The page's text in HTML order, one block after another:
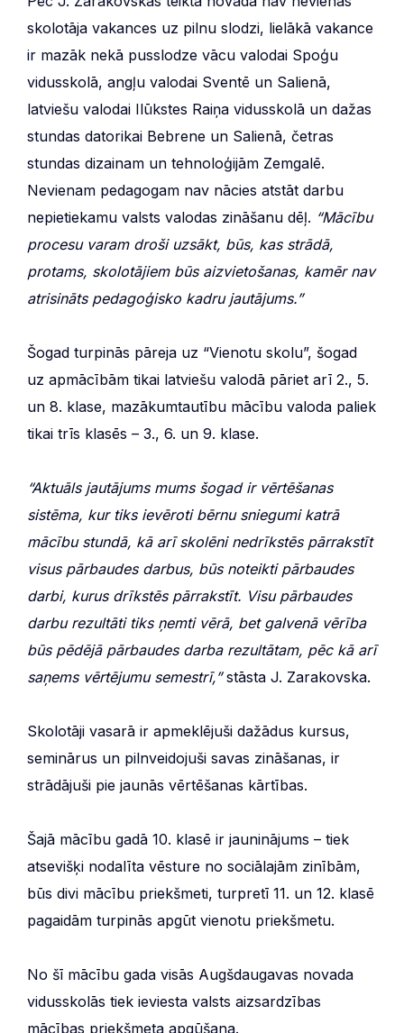
skolotāja vakances uz pilnu slodzi, lielākā vakance
ir mazāk nekā pusslodze vācu valodai Spoģu
vidusskolā, angļu valodai Sventē un Salienā,
latviešu valodai Ilūkstes Raiņa vidusskolā un dažas
stundas datorikai Bebrene un Salienā, četras
stundas dizainam un tehnoloģijām Zemgalē.
Nevienam pedagogam nav nācies atstāt darbu
nepietiekamu valsts valodas zināšanu dēļ. “Mācību
procesu varam droši uzsākt, būs, kas strādā,
protams, skolotājiem būs aizvietošanas, kamēr nav
atrisināts pedagoģisko kadru jautājums.”
Šogad turpinās pāreja uz “Vienotu skolu”, šogad
uz apmācībām tikai latviešu valodā pāriet arī 2., 5.
un 8. klase, mazākumtautību mācību valoda paliek
tikai trīs klasēs – 3., 6. un 9. klase.
“Aktuāls jautājums mums šogad ir vērtēšanas
sistēma, kur tiks ievēroti bērnu sniegumi katrā
mācību stundā, kā arī skolēni nedrīkstēs pārrakstīt
visus pārbaudes darbus, būs noteikti pārbaudes
darbi, kurus drīkstēs pārrakstīt. Visu pārbaudes
darbu rezultāti tiks ņemti vērā, bet galvenā vērība
būs pēdējā pārbaudes darba rezultātam, pēc kā arī
saņems vērtējumu semestrī,”stāsta J. Zarakovska.
Skolotāji vasarā ir apmeklējuši dažādus kursus,
seminārus un pilnveidojuši savas zināšanas, ir
strādājuši pie jaunās vērtēšanas kārtības.
Šajā mācību gadā 10. klasē ir jauninājums – tiek
atsevišķi nodalīta vēsture no sociālajām zinībām,
būs divi mācību priekšmeti, turpretī 11. un 12. klasē
pagaidām turpinās apgūt vienotu priekšmetu.
No šī mācību gada visās Augšdaugavas novada
vidusskolās tiek ieviesta valsts aizsardzības
mācības priekšmeta apgūšana.